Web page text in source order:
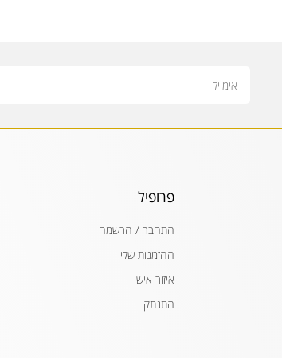
פרופיל
התחבר / הרשמה
ההזמנות שלי
איזור אישי
התנתק